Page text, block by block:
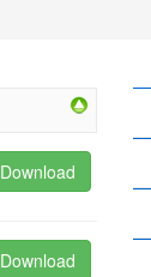
Download
Download